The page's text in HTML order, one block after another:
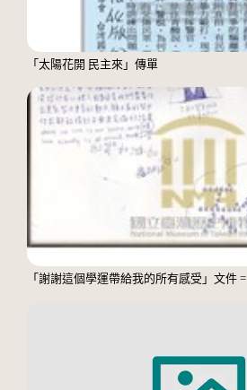
「太陽花開 民主來」傳單
「謝謝這個學運帶給我的所有感受」文件 =